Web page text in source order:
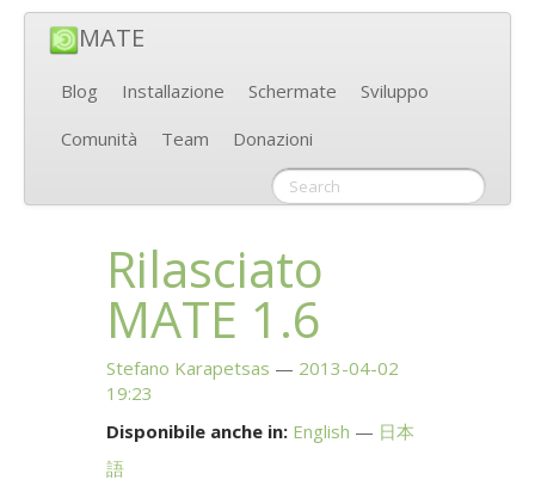
MATE
Blog Installazione Schermate
Sviluppo
Comunità
Team Donazioni
Rilasciato
MATE 1.6
Stefano Karapetsas
2013-04-02
19:23
Disponibile anche in: English
日本
語